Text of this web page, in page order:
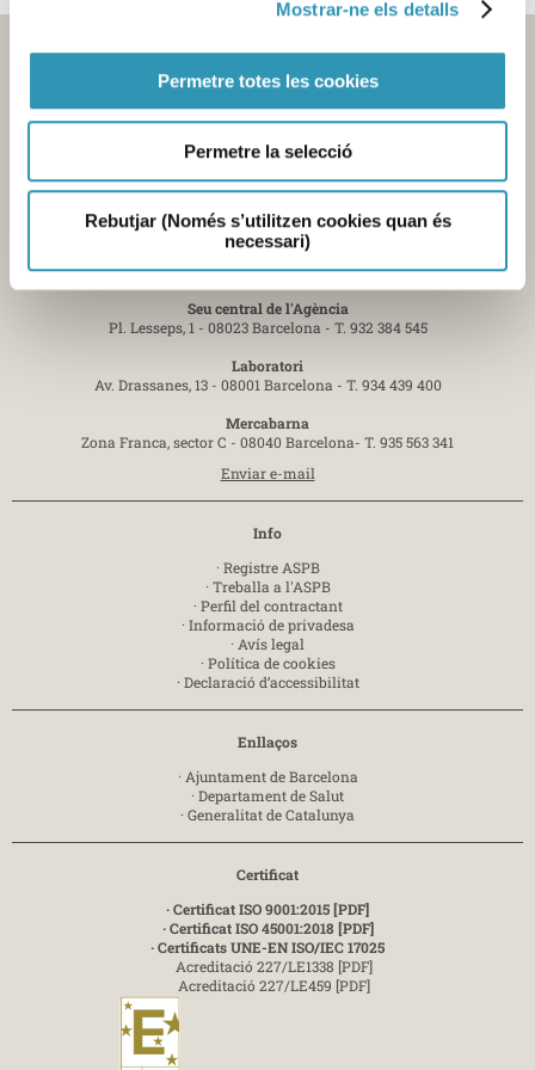
Mostrar-ne els detalls
Permetre totes les cookies
Permetre la selecció
Rebutjar (Només s’utilitzen cookies quan és
necessari)
Contacte
Seu central de l'Agència
Pl. Lesseps, 1 - 08023 Barcelona - T. 932 384 545
Laboratori
Av. Drassanes, 13 - 08001 Barcelona - T. 934 439 400
Mercabarna
Zona Franca, sector C - 08040 Barcelona- T. 935 563 341
Enviar e-mail
Info
· Registre ASPB
· Treballa a l'ASPB
· Perfil del contractant
· Informació de privadesa
· Avís legal
· Política de cookies
· Declaració d’accessibilitat
Enllaços
· Ajuntament de Barcelona
· Departament de Salut
· Generalitat de Catalunya
Certificat
· Certificat ISO 9001:2015 [PDF]
· Certificat ISO 45001:2018 [PDF]
· Certificats UNE-EN ISO/IEC 17025
Acreditació 227/LE1338 [PDF]
Acreditació 227/LE459 [PDF]